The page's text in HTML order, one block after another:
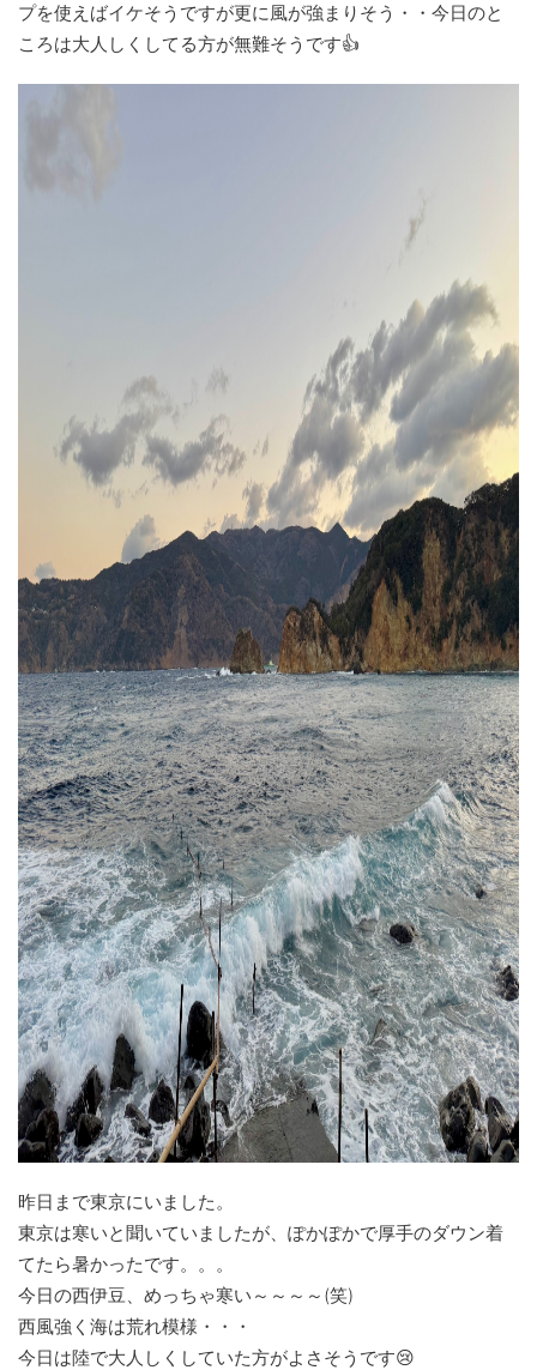
プを使えばイケそうですが更に風が強まりそう・・今日のと
ころは大人しくしてる方が無難そうです👍
昨日まで東京にいました。
東京は寒いと聞いていましたが、ぽかぽかで厚手のダウン着
てたら暑かったです。。。
今日の西伊豆、めっちゃ寒い～～～～(笑)
西風強く海は荒れ模様・・・
今日は陸で大人しくしていた方がよさそうです😢